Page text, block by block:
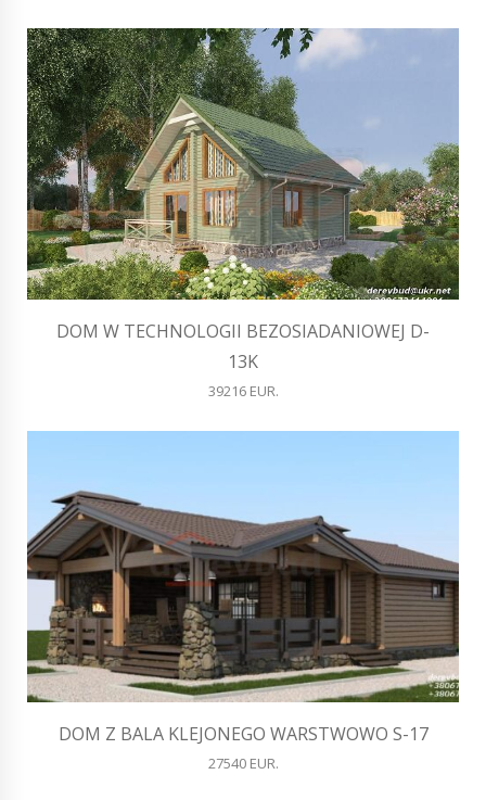
DOM W TECHNOLOGII BEZOSIADANIOWEJ D-
13K
39216 EUR.
DOM Z BALA KLEJONEGO WARSTWOWO S-17
27540 EUR.